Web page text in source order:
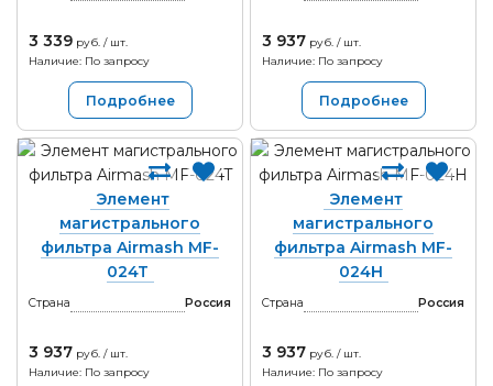
3 339 руб. / шт.
Наличие: По запросу
Подробнее
3 937 руб. / шт.
Наличие: По запросу
Подробнее
Элемент
магистрального
фильтра Airmash MF-
024T
Страна Россия
3 937 руб. / шт.
Наличие: По запросу
Элемент
магистрального
фильтра Airmash MF-
024H
Страна Россия
3 937 руб. / шт.
Наличие: По запросу